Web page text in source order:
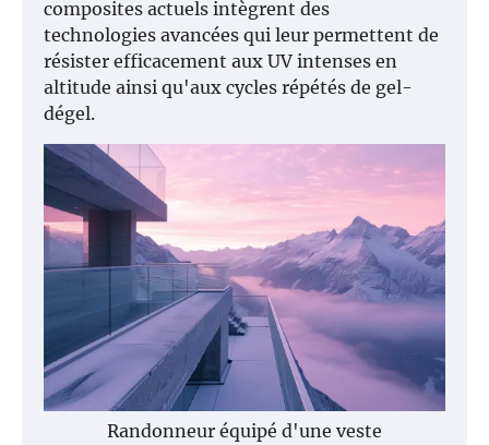
composites actuels intègrent des
technologies avancées qui leur permettent de
résister efficacement aux UV intenses en
altitude ainsi qu'aux cycles répétés de gel-
dégel.
Randonneur équipé d'une veste